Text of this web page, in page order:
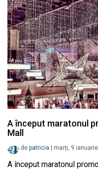
A început maratonul
Mall
de patricia marți, 9
A început maratonul